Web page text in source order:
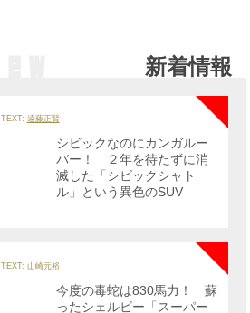
新着情報
TEXT: 遠藤正賢
NEW
シビックなのにカンガルー
バー！ ２年を待たずに消
滅した「シビックシャト
ル」という異色のSUV
TEXT: 山崎元裕
今度の毒蛇は830馬力！ 蘇
ったシェルビー「スーパー